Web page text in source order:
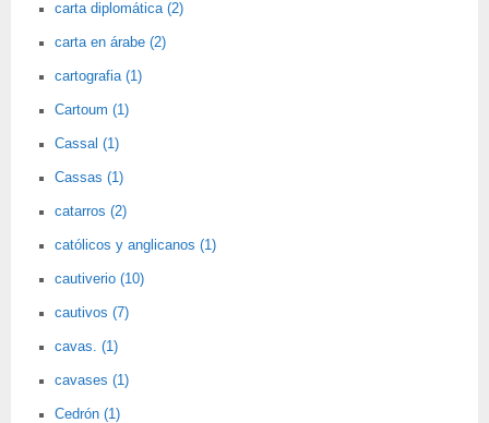
carta diplomática (2)
carta en árabe (2)
cartografia (1)
Cartoum (1)
Cassal (1)
Cassas (1)
catarros (2)
católicos y anglicanos (1)
cautiverio (10)
cautivos (7)
cavas. (1)
cavases (1)
Cedrón (1)